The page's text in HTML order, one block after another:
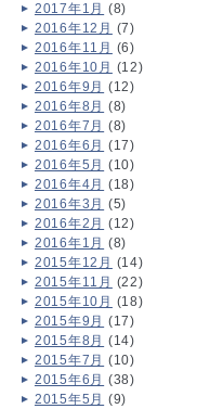
2017年1月 (8)
2016年12月 (7)
2016年11月 (6)
2016年10月 (12)
2016年9月 (12)
2016年8月 (8)
2016年7月 (8)
2016年6月 (17)
2016年5月 (10)
2016年4月 (18)
2016年3月 (5)
2016年2月 (12)
2016年1月 (8)
2015年12月 (14)
2015年11月 (22)
2015年10月 (18)
2015年9月 (17)
2015年8月 (14)
2015年7月 (10)
2015年6月 (38)
2015年5月 (9)